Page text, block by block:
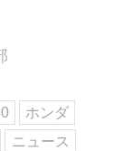
ホンダ
ニュース